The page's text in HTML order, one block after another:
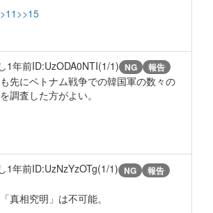
>>15
1年前ID:UzODA0NTI(1/1) NG 報告
先にベトナム戦争での韓国軍の数々の
調査した方がよい。
1年前ID:UzNzYzOTg(1/1) NG 報告
真相究明」は不可能。